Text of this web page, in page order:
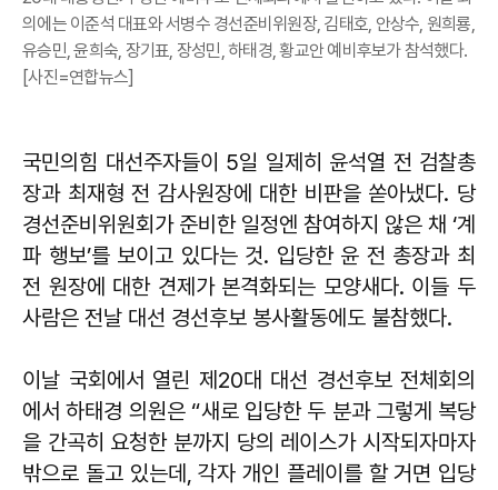
의에는 이준석 대표와 서병수 경선준비위원장, 김태호, 안상수, 원희룡,
유승민, 윤희숙, 장기표, 장성민, 하태경, 황교안 예비후보가 참석했다.
[사진=연합뉴스]
국민의힘 대선주자들이 5일 일제히 윤석열 전 검찰총
장과 최재형 전 감사원장에 대한 비판을 쏟아냈다. 당
경선준비위원회가 준비한 일정엔 참여하지 않은 채 ‘계
파 행보’를 보이고 있다는 것. 입당한 윤 전 총장과 최
전 원장에 대한 견제가 본격화되는 모양새다. 이들 두
사람은 전날 대선 경선후보 봉사활동에도 불참했다.
이날 국회에서 열린 제20대 대선 경선후보 전체회의
에서 하태경 의원은 “새로 입당한 두 분과 그렇게 복당
을 간곡히 요청한 분까지 당의 레이스가 시작되자마자
밖으로 돌고 있는데, 각자 개인 플레이를 할 거면 입당